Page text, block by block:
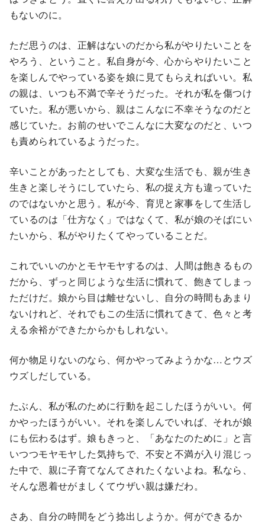
もないのに。
ただ思うのは、正解はないのだから私がやりたいことを
やろう、ということ。私自身が今、心からやりたいこと
を楽しんでやっている姿を娘に見てもらえればいい。私
の親は、いつも不満で辛そうだった。それが私を傷つけ
ていた。私が悪いから、親はこんなに不幸そうなのだと
感じていた。お前のせいでこんなに大変なのだと、いつ
も責められているようだった。
辛いことがあったとしても、大変な生活でも、親が生き
生きと楽しそうにしていたら、私の捉え方も違っていた
のではないかと思う。私が今、育児と家事をして生活し
ているのは「仕方なく」ではなくて、私が娘のそばにい
たいから、私がやりたくてやっていることだ。
これでいいのかとモヤモヤするのは、人間は飽きるもの
だから、ずっと同じような生活に慣れて、飽きてしまっ
ただけだ。娘から目は離せないし、自分の時間もあまり
ないけれど、それでもこの生活に慣れてきて、色々と考
える余裕ができたからかもしれない。
何か物足りないのなら、何かやってみようかな…とウズ
ウズしだしている。
たぶん、私が私のために行動を起こしたほうがいい。何
かやったほうがいい。それを楽しんでいれば、それが娘
にも伝わるはず。娘もきっと、「あなたのために」と言
いつつモヤモヤした気持ちで、不安と不満が入り混じっ
た中で、親に子育てなんてされたくないよね。私なら、
そんな恩着せがましくてウザい親は嫌だわ。
さあ、自分の時間をどう捻出しようか。何ができるか